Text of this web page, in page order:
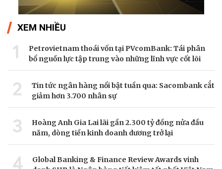
XEM NHIỀU
1
Petrovietnam thoái vốn tại PVcomBank: Tái phân
bổ nguồn lực tập trung vào những lĩnh vực cốt lõi
2
Tin tức ngân hàng nổi bật tuần qua: Sacombank cắt
giảm hơn 3.700 nhân sự
3
Hoàng Anh Gia Lai lãi gần 2.300 tỷ đồng nửa đầu
năm, dòng tiền kinh doanh dương trở lại
4
Global Banking & Finance Review Awards vinh